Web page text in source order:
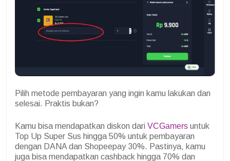
Pilih metode pembayaran yang ingin kamu lakukan dan
selesai. Praktis bukan?
Kamu bisa mendapatkan diskon dari VCGamers untuk
Top Up Super Sus hingga 50% untuk pembayaran
dengan DANA dan Shopeepay 30%. Pastinya, kamu
juga bisa mendapatkan cashback hingga 70% dan